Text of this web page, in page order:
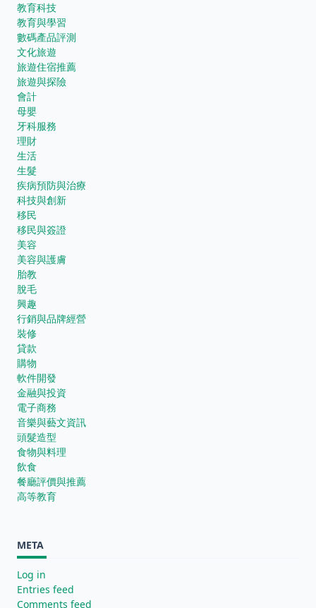
教育科技
教育與學習
數碼產品評測
文化旅遊
旅遊住宿推薦
旅遊與探險
會計
母嬰
牙科服務
理財
生活
生髮
疾病預防與治療
科技與創新
移民
移民與簽證
美容
美容與護膚
胎教
脫毛
興趣
行銷與品牌經營
裝修
貸款
購物
軟件開發
金融與投資
電子商務
音樂與藝文資訊
頭髮造型
食物與料理
飲食
餐廳評價與推薦
高等教育
META
Log in
Entries feed
Comments feed